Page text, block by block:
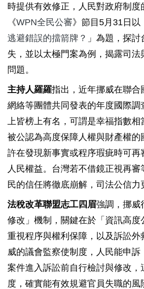
時提供有效修正，人民對政府制度
《WPN全民公審》節目5月31日以
逃避錯誤的擋箭牌？ 」為題，探
失，並以太極門案為例，揭露司法
問題。
主持人羅羅指出，近年挪威在聯合
網絡等團體共同發表的年度國際調
上皆榜上有名，可謂是幸福指數相
被公認為高度保障人權與財產權
許在發現新事實或程序瑕疵時可
人民權益。台灣若不借鏡正視再審
民的信任將徹底崩解，司法公信力
法稅改革聯盟志工四眉強調，挪威
修改」機制，關鍵在於「資訊高度
重視程序與權利保障，以及訴訟
威的議會監察使制度，人民能申訴
案件進入訴訟前自行檢討與修改，
度，確實能有效規避官員失職的